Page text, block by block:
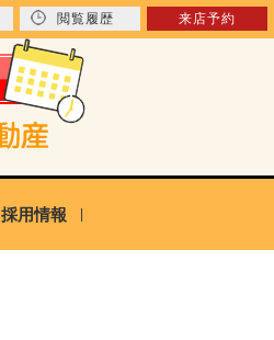
閲覧履歴 来店予約
採用情報